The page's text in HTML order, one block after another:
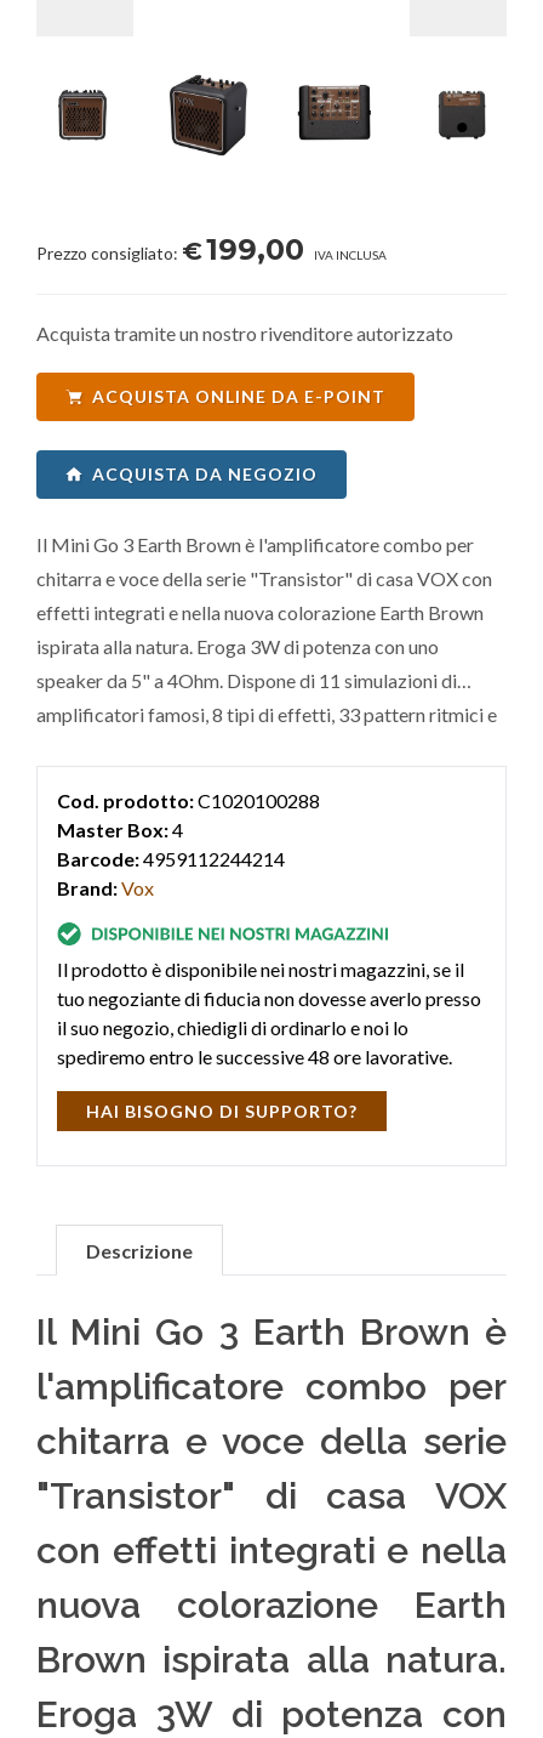
Prezzo consigliato: €199,00 IVA INCLUSA
Acquista tramite un nostro rivenditore autorizzato
ACQUISTA ONLINE DA E-POINT
ACQUISTA DA NEGOZIO
Il Mini Go 3 Earth Brown è l'amplificatore combo per
chitarra e voce della serie "Transistor" di casa VOX con
effetti integrati e nella nuova colorazione Earth Brown
ispirata alla natura. Eroga 3W di potenza con uno
speaker da 5" a 4Ohm. Dispone di 11 simulazioni di
amplificatori famosi, 8 tipi di effetti, 33 pattern ritmici e
totale del proprio suo
Cod. prodotto:C1020100288
Master Box:4
Barcode:4959112244214
Brand:Vox
Il prodotto è disponibile nei nostri magazzini, se il
tuo negoziante di fiducia non dovesse averlo presso
il suo negozio, chiedigli di ordinarlo e noi lo
spediremo entro le successive 48 ore lavorative.
HAI BISOGNO DI SUPPORTO?
Descrizione
Il Mini Go 3 Earth Brown è
l'amplificatore combo per
chitarra e voce della serie
"Transistor" di casa VOX
con effetti integrati e nella
nuova colorazione Earth
Brown ispirata alla natura.
Eroga 3W di potenza con